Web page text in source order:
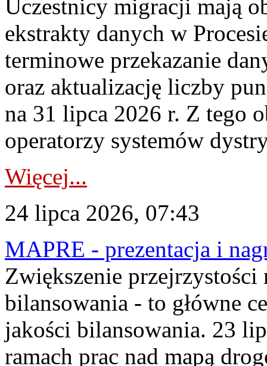
Uczestnicy migracji mają
ekstrakty danych w
terminowe przekazanie
oraz aktualizację liczby
na 31 lipca 2026 r. Z tego
operatorzy systemów
Więcej...
24 lipca 2026, 07:43
MAPRE - prezentacja i
Zwiększenie
bilansowania - to główne
jakości bilansowania. 23
ramach prac nad mapą